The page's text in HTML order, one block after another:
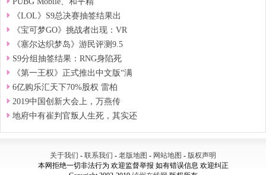
《LOL》S9总决赛抽签结果出
《宝可梦GO》挑战者出现：VR
《塞尔达织梦岛》游民评测9.5
S9分组抽签结果：RNG身陷死
《第一王权》正式推出中文版“满
6亿购乐汇天下70%股权 雷柏
2019中国创新大会上，万燕传
地府中有崔判官叛人生死，其实还
关于我们 - 联系我们 - 老版地图 - 网站地图 - 版权声明
本网拒绝一切非法行为 欢迎监督举报 如有错误信息 欢迎纠正